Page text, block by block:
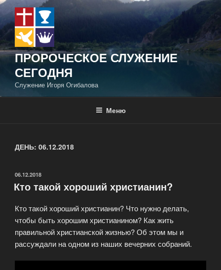
Перейти
к
содержимому
ПРОРОЧЕСКОЕ СЛУЖЕНИЕ
СЕГОДНЯ
Служение Игоря Огибалова
Меню
ДЕНЬ: 06.12.2018
ОПУБЛИКОВАНО
06.12.2018
Кто такой хороший христианин?
Кто такой хороший христианин? Что нужно делать,
чтобы быть хорошим христианином? Как жить
правильной христианской жизнью? Об этом мы и
рассуждали на одном из наших вечерних собраний.